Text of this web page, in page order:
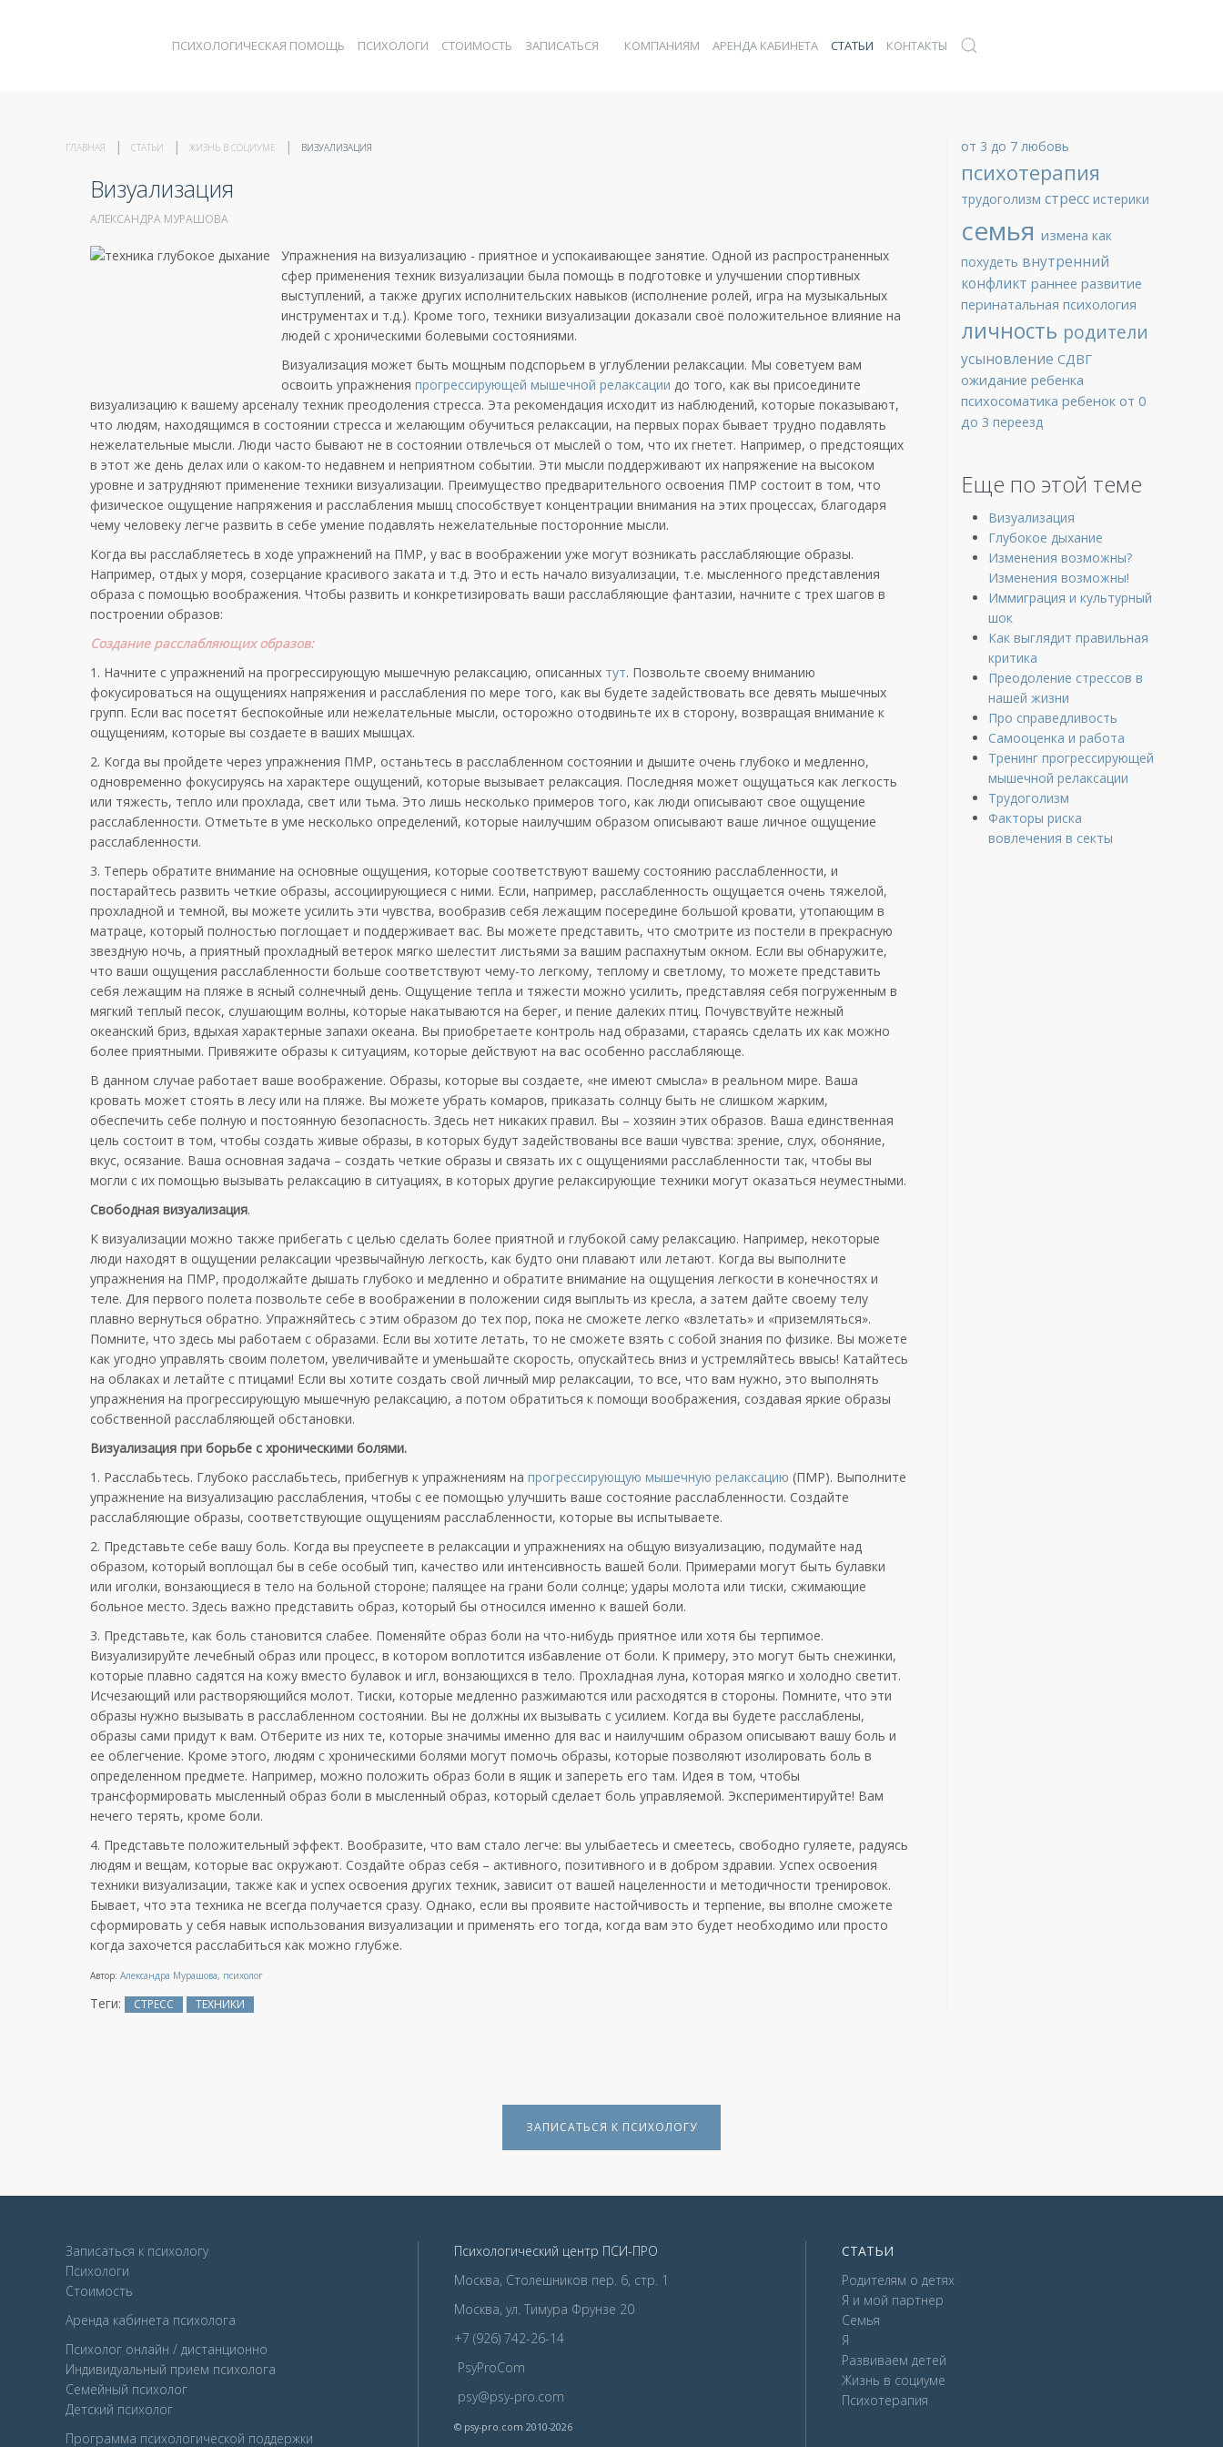
ПСИХОЛОГИЧЕСКАЯ ПОМОЩЬ ПСИХОЛОГИ СТОИМОСТЬ ЗАПИСАТЬСЯ КОМПАНИЯМ АРЕНДА КАБИНЕТА СТАТЬИ КОНТАКТЫ
ГЛАВНАЯ СТАТЬИ ЖИЗНЬ В СОЦИУМЕ ВИЗУАЛИЗАЦИЯ
Визуализация
АЛЕКСАНДРА МУРАШОВА
Упражнения на визуализацию - приятное и успокаивающее занятие. Одной из распространенных
сфер применения техник визуализации была помощь в подготовке и улучшении спортивных
выступлений, а также других исполнительских навыков (исполнение ролей, игра на музыкальных
инструментах и т.д.). Кроме того, техники визуализации доказали своё положительное влияние на
людей с хроническими болевыми состояниями.
Визуализация может быть мощным подспорьем в углублении релаксации. Мы советуем вам
освоить упражнения прогрессирующей мышечной релаксации до того, как вы присоедините
визуализацию к вашему арсеналу техник преодоления стресса. Эта рекомендация исходит из наблюдений, которые показывают,
что людям, находящимся в состоянии стресса и желающим обучиться релаксации, на первых порах бывает трудно подавлять
нежелательные мысли. Люди часто бывают не в состоянии отвлечься от мыслей о том, что их гнетет. Например, о предстоящих
в этот же день делах или о каком-то недавнем и неприятном событии. Эти мысли поддерживают их напряжение на высоком
уровне и затрудняют применение техники визуализации. Преимущество предварительного освоения ПМР состоит в том, что
физическое ощущение напряжения и расслабления мышц способствует концентрации внимания на этих процессах, благодаря
чему человеку легче развить в себе умение подавлять нежелательные посторонние мысли.
Когда вы расслабляетесь в ходе упражнений на ПМР, у вас в воображении уже могут возникать расслабляющие образы.
Например, отдых у моря, созерцание красивого заката и т.д. Это и есть начало визуализации, т.е. мысленного представления
образа с помощью воображения. Чтобы развить и конкретизировать ваши расслабляющие фантазии, начните с трех шагов в
построении образов:
Создание расслабляющих образов:
1. Начните с упражнений на прогрессирующую мышечную релаксацию, описанных тут. Позвольте своему вниманию
фокусироваться на ощущениях напряжения и расслабления по мере того, как вы будете задействовать все девять мышечных
групп. Если вас посетят беспокойные или нежелательные мысли, осторожно отодвиньте их в сторону, возвращая внимание к
ощущениям, которые вы создаете в ваших мышцах.
2. Когда вы пройдете через упражнения ПМР, останьтесь в расслабленном состоянии и дышите очень глубоко и медленно,
одновременно фокусируясь на характере ощущений, которые вызывает релаксация. Последняя может ощущаться как легкость
или тяжесть, тепло или прохлада, свет или тьма. Это лишь несколько примеров того, как люди описывают свое ощущение
расслабленности. Отметьте в уме несколько определений, которые наилучшим образом описывают ваше личное ощущение
расслабленности.
3. Теперь обратите внимание на основные ощущения, которые соответствуют вашему состоянию расслабленности, и
постарайтесь развить четкие образы, ассоциирующиеся с ними. Если, например, расслабленность ощущается очень тяжелой,
прохладной и темной, вы можете усилить эти чувства, вообразив себя лежащим посередине большой кровати, утопающим в
матраце, который полностью поглощает и поддерживает вас. Вы можете представить, что смотрите из постели в прекрасную
звездную ночь, а приятный прохладный ветерок мягко шелестит листьями за вашим распахнутым окном. Если вы обнаружите,
что ваши ощущения расслабленности больше соответствуют чему-то легкому, теплому и светлому, то можете представить
себя лежащим на пляже в ясный солнечный день. Ощущение тепла и тяжести можно усилить, представляя себя погруженным в
мягкий теплый песок, слушающим волны, которые накатываются на берег, и пение далеких птиц. Почувствуйте нежный
океанский бриз, вдыхая характерные запахи океана. Вы приобретаете контроль над образами, стараясь сделать их как можно
более приятными. Привяжите образы к ситуациям, которые действуют на вас особенно расслабляюще.
В данном случае работает ваше воображение. Образы, которые вы создаете, «не имеют смысла» в реальном мире. Ваша
кровать может стоять в лесу или на пляже. Вы можете убрать комаров, приказать солнцу быть не слишком жарким,
обеспечить себе полную и постоянную безопасность. Здесь нет никаких правил. Вы – хозяин этих образов. Ваша единственная
цель состоит в том, чтобы создать живые образы, в которых будут задействованы все ваши чувства: зрение, слух, обоняние,
вкус, осязание. Ваша основная задача – создать четкие образы и связать их с ощущениями расслабленности так, чтобы вы
могли с их помощью вызывать релаксацию в ситуациях, в которых другие релаксирующие техники могут оказаться неуместными.
Свободная визуализация.
К визуализации можно также прибегать с целью сделать более приятной и глубокой саму релаксацию. Например, некоторые
люди находят в ощущении релаксации чрезвычайную легкость, как будто они плавают или летают. Когда вы выполните
упражнения на ПМР, продолжайте дышать глубоко и медленно и обратите внимание на ощущения легкости в конечностях и
теле. Для первого полета позвольте себе в воображении в положении сидя выплыть из кресла, а затем дайте своему телу
плавно вернуться обратно. Упражняйтесь с этим образом до тех пор, пока не сможете легко «взлетать» и «приземляться».
Помните, что здесь мы работаем с образами. Если вы хотите летать, то не сможете взять с собой знания по физике. Вы можете
как угодно управлять своим полетом, увеличивайте и уменьшайте скорость, опускайтесь вниз и устремляйтесь ввысь! Катайтесь
на облаках и летайте с птицами! Если вы хотите создать свой личный мир релаксации, то все, что вам нужно, это выполнять
упражнения на прогрессирующую мышечную релаксацию, а потом обратиться к помощи воображения, создавая яркие образы
собственной расслабляющей обстановки.
Визуализация при борьбе с хроническими болями.
1. Расслабьтесь. Глубоко расслабьтесь, прибегнув к упражнениям на прогрессирующую мышечную релаксацию (ПМР). Выполните
упражнение на визуализацию расслабления, чтобы с ее помощью улучшить ваше состояние расслабленности. Создайте
расслабляющие образы, соответствующие ощущениям расслабленности, которые вы испытываете.
2. Представьте себе вашу боль. Когда вы преуспеете в релаксации и упражнениях на общую визуализацию, подумайте над
образом, который воплощал бы в себе особый тип, качество или интенсивность вашей боли. Примерами могут быть булавки
или иголки, вонзающиеся в тело на больной стороне; палящее на грани боли солнце; удары молота или тиски, сжимающие
больное место. Здесь важно представить образ, который бы относился именно к вашей боли.
3. Представьте, как боль становится слабее. Поменяйте образ боли на что-нибудь приятное или хотя бы терпимое.
Визуализируйте лечебный образ или процесс, в котором воплотится избавление от боли. К примеру, это могут быть снежинки,
которые плавно садятся на кожу вместо булавок и игл, вонзающихся в тело. Прохладная луна, которая мягко и холодно светит.
Исчезающий или растворяющийся молот. Тиски, которые медленно разжимаются или расходятся в стороны. Помните, что эти
образы нужно вызывать в расслабленном состоянии. Вы не должны их вызывать с усилием. Когда вы будете расслаблены,
образы сами придут к вам. Отберите из них те, которые значимы именно для вас и наилучшим образом описывают вашу боль и
ее облегчение. Кроме этого, людям с хроническими болями могут помочь образы, которые позволяют изолировать боль в
определенном предмете. Например, можно положить образ боли в ящик и запереть его там. Идея в том, чтобы
трансформировать мысленный образ боли в мысленный образ, который сделает боль управляемой. Экспериментируйте! Вам
нечего терять, кроме боли.
4. Представьте положительный эффект. Вообразите, что вам стало легче: вы улыбаетесь и смеетесь, свободно гуляете, радуясь
людям и вещам, которые вас окружают. Создайте образ себя – активного, позитивного и в добром здравии. Успех освоения
техники визуализации, также как и успех освоения других техник, зависит от вашей нацеленности и методичности тренировок.
Бывает, что эта техника не всегда получается сразу. Однако, если вы проявите настойчивость и терпение, вы вполне сможете
сформировать у себя навык использования визуализации и применять его тогда, когда вам это будет необходимо или просто
когда захочется расслабиться как можно глубже.
Автор: Александра Мурашова, психолог
Теги: СТРЕСС ТЕХНИКИ
от 3 до 7 любовь
психотерапия
трудоголизм стресс истерики
семья измена как
похудеть внутренний
конфликт раннее развитие
перинатальная психология
личность родители
усыновление СДВГ
ожидание ребенка
психосоматика ребенок от 0
до 3 переезд
Еще по этой теме
Визуализация
Глубокое дыхание
Изменения возможны?
Изменения возможны!
Иммиграция и культурный
шок
Как выглядит правильная
критика
Преодоление стрессов в
нашей жизни
Про справедливость
Самооценка и работа
Тренинг прогрессирующей
мышечной релаксации
Трудоголизм
Факторы риска
вовлечения в секты
ЗАПИСАТЬСЯ К ПСИХОЛОГУ
Записаться к психологу
Психологи
Стоимость
Аренда кабинета психолога
Психолог онлайн / дистанционно
Индивидуальный прием психолога
Семейный психолог
Детcкий психолог
Программа психологической поддержки
Психологический центр ПСИ-ПРО
Москва, Столешников пер. 6, стр. 1
Москва, ул. Тимура Фрунзе 20
+7 (926) 742-26-14
PsyProCom
psy@psy-pro.com
© psy-pro.com 2010-2026
СТАТЬИ
Родителям о детях
Я и мой партнер
Семья
Я
Развиваем детей
Жизнь в социуме
Психотерапия